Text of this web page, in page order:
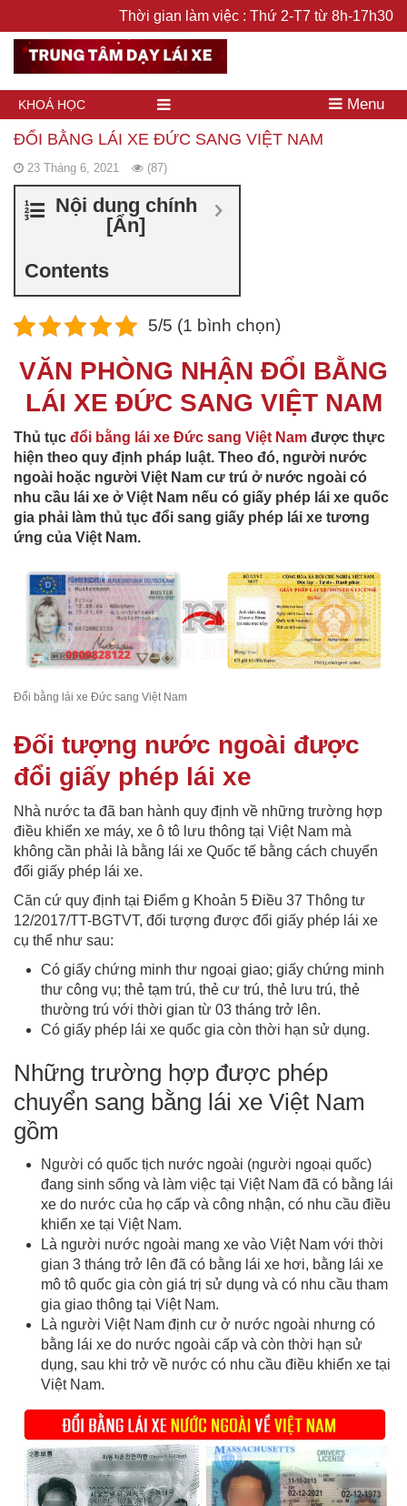
Thời gian làm việc : Thứ 2-T7 từ 8h-17h30
KHOÁ HỌC Menu
ĐỔI BẰNG LÁI XE ĐỨC SANG VIỆT NAM
23 Tháng 6, 2021 (87)
Nội dung chính
[Ẩn]
Contents
5/5 (1 bình chọn)
VĂN PHÒNG NHẬN ĐỔI BẰNG
LÁI XE ĐỨC SANG VIỆT NAM
Thủ tục đổi bằng lái xe Đức sang Việt Nam được thực
hiện theo quy định pháp luật. Theo đó, người nước
ngoài hoặc người Việt Nam cư trú ở nước ngoài có
nhu cầu lái xe ở Việt Nam nếu có giấy phép lái xe quốc
gia phải làm thủ tục đổi sang giấy phép lái xe tương
ứng của Việt Nam.
Đổi bằng lái xe Đức sang Việt Nam
Đối tượng nước ngoài được
đổi giấy phép lái xe
Nhà nước ta đã ban hành quy định về những trường hợp
điều khiển xe máy, xe ô tô lưu thông tại Việt Nam mà
không cần phải là bằng lái xe Quốc tế bằng cách chuyển
đổi giấy phép lái xe.
Căn cứ quy định tại Điểm g Khoản 5 Điều 37 Thông tư
12/2017/TT-BGTVT, đối tượng được đổi giấy phép lái xe
cụ thể như sau:
Có giấy chứng minh thư ngoại giao; giấy chứng minh
thư công vụ; thẻ tạm trú, thẻ cư trú, thẻ lưu trú, thẻ
thường trú với thời gian từ 03 tháng trở lên.
Có giấy phép lái xe quốc gia còn thời hạn sử dụng.
Những trường hợp được phép
chuyển sang bằng lái xe Việt Nam
gồm
Người có quốc tịch nước ngoài (người ngoại quốc)
đang sinh sống và làm việc tại Việt Nam đã có bằng lái
xe do nước của họ cấp và công nhận, có nhu cầu điều
khiển xe tại Việt Nam.
Là người nước ngoài mang xe vào Việt Nam với thời
gian 3 tháng trở lên đã có bằng lái xe hơi, bằng lái xe
mô tô quốc gia còn giá trị sử dụng và có nhu cầu tham
gia giao thông tại Việt Nam.
Là người Việt Nam định cư ở nước ngoài nhưng có
bằng lái xe do nước ngoài cấp và còn thời hạn sử
dụng, sau khi trở về nước có nhu cầu điều khiển xe tại
Việt Nam.